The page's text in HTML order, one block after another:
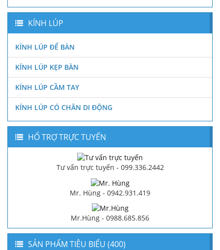
KÍNH LÚP
KÍNH LÚP ĐỂ BÀN
KÍNH LÚP KẸP BÀN
KÍNH LÚP CẦM TAY
KÍNH LÚP CÓ CHÂN DI ĐỘNG
HỔ TRỢ TRỰC TUYẾN
Tư vấn trực tuyến - 099.336.2442
Mr. Hùng - 0942.931.419
Mr.Hùng - 0988.685.856
SẢN PHẨM TIÊU BIỂU (400)